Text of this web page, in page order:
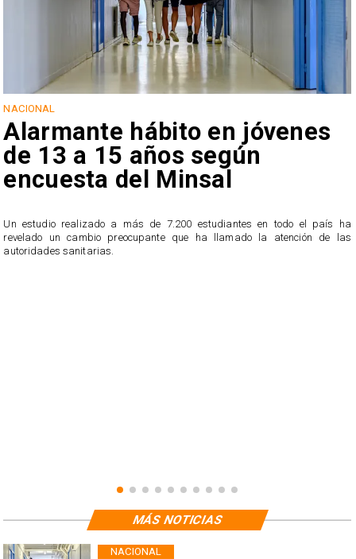
NACIONAL
Alarmante hábito en jóvenes
de 13 a 15 años según
encuesta del Minsal
Un estudio realizado a más de 7.200 estudiantes en todo el país ha
revelado un cambio preocupante que ha llamado la atención de las
autoridades sanitarias.
NACIONAL
MÁS NOTICIAS